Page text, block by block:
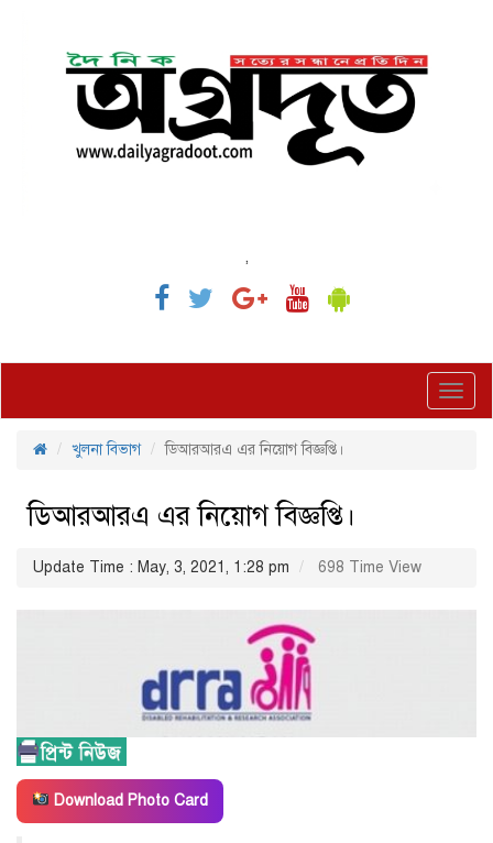
,
খুলনা বিভাগ
ডিআরআরএ এর নিয়োগ বিজ্ঞপ্তি।
ডিআরআরএ এর নিয়োগ বিজ্ঞপ্তি।
Update Time : May, 3, 2021, 1:28 pm 698 Time View
Download Photo Card